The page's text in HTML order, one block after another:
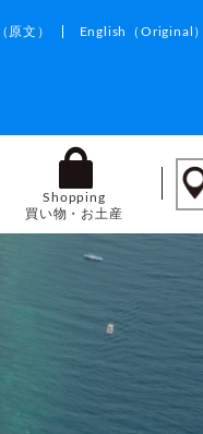
（原文） English （Original）
Shopping
買い物・お土産